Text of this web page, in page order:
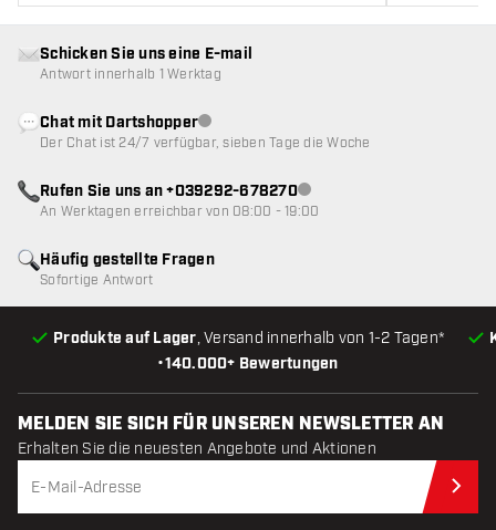
•140.000+ Bewertungen
Produkte auf Lager, Versand innerhalb von 1-2 Tagen*
Häufig gestellte Fragen
Sofortige Antwort
Schicken Sie uns eine E-mail
Antwort innerhalb 1 Werktag
Chat mit DartshopperKundenservice nicht verfügbar
Der Chat ist 24/7 verfügbar, sieben Tage die Woche
Rufen Sie uns an +039292-678270Kundenservice nicht
An Werktagen erreichbar von 08:00 - 19:00
MELDEN SIE SICH FÜR UNSEREN NEWSLETTER AN
Erhalten Sie die neuesten Angebote und Aktionen